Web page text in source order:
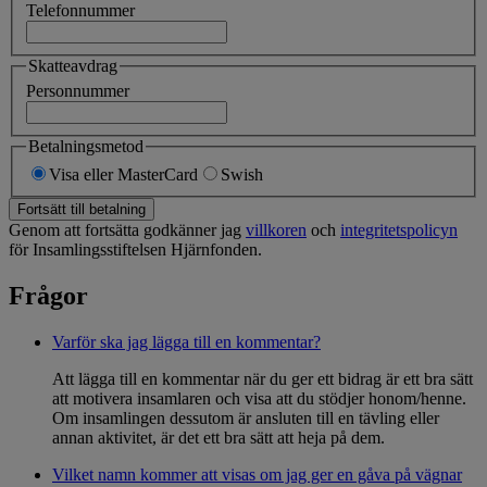
Telefonnummer
Skatteavdrag
Personnummer
Betalningsmetod
Visa eller MasterCard
Swish
Fortsätt till betalning
Genom att fortsätta godkänner jag villkoren och integritetspolicyn
för Insamlingsstiftelsen Hjärnfonden.
Frågor
Varför ska jag lägga till en kommentar?
Att lägga till en kommentar när du ger ett bidrag är ett bra sätt
att motivera insamlaren och visa att du stödjer honom/henne.
Om insamlingen dessutom är ansluten till en tävling eller
annan aktivitet, är det ett bra sätt att heja på dem.
Vilket namn kommer att visas om jag ger en gåva på vägnar